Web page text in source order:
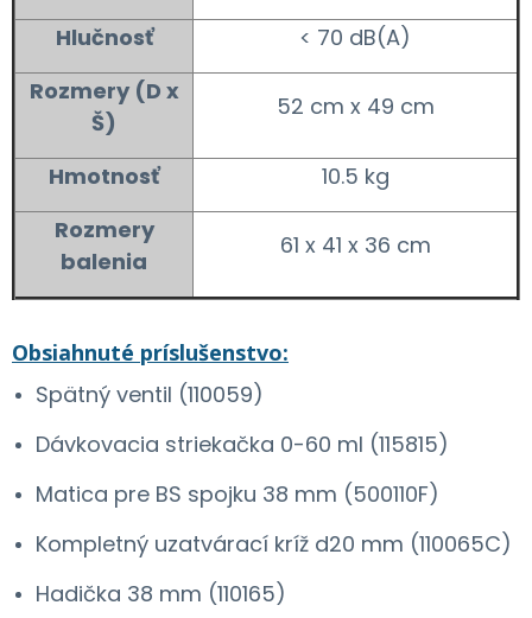
Hlučnosť
< 70 dB(A)
Rozmery (D x
Š)
52 cm x 49 cm
Hmotnosť
10.5 kg
Rozmery
balenia
61 x 41 x 36 cm
Obsiahnuté príslušenstvo:
Spätný ventil (110059)
Dávkovacia striekačka 0-60 ml (115815)
Matica pre BS spojku 38 mm (500110F)
Kompletný uzatvárací kríž d20 mm (110065C)
Hadička 38 mm (110165)